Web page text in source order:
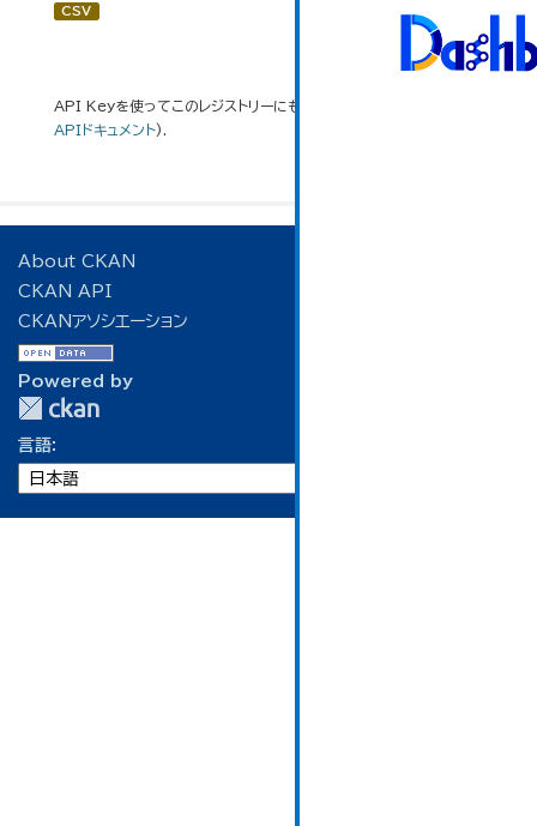
CSV
API Keyを使ってこのレジストリーにもアクセス可能です
APIドキュメント).
About CKAN
CKAN API
CKANアソシエーション
Powered by
言語